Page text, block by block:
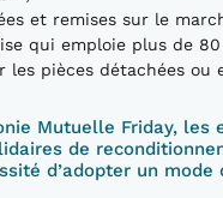
et remises sur le
qui emploie plus de
les pièces détachées ou
Mutuelle Friday,
de
d’adopter un